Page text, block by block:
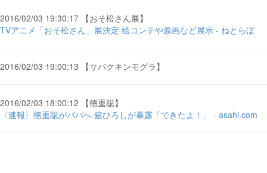
2016/02/03 19:30:17 【おそ松さん展】
TVアニメ「おそ松さん」展決定 絵コンテや原画など展示 - ねとらぼ
2016/02/03 19:00:13 【サバクキンモグラ】
2016/02/03 18:00:12 【徳重聡】
〈速報〉徳重聡がパパへ 舘ひろしが暴露「できたよ！」 - asahi.com